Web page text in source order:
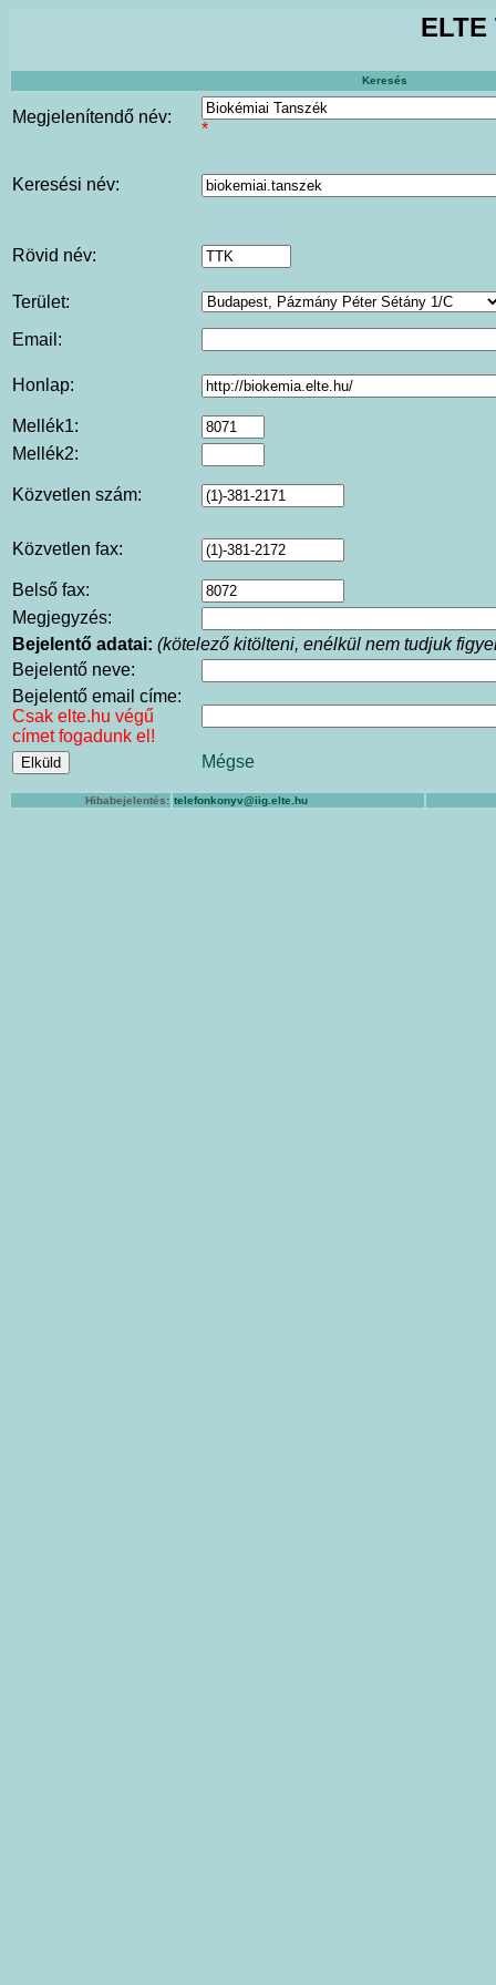
Keresés
Megjelenítendő név:
*
Keresési név:
Rövid név:
Terület:
Email:
Honlap:
Mellék1:
Mellék2:
Közvetlen szám:
Közvetlen fax:
Belső fax:
Megjegyzés:
Bejelentő adatai: (kötelező kitölteni, enélkül nem tudjuk
Bejelentő neve:
Bejelentő email címe:
Csak elte.hu végű
címet fogadunk el!
Mégse
Hibabejelentés: telefonkonyv@iig.elte.hu